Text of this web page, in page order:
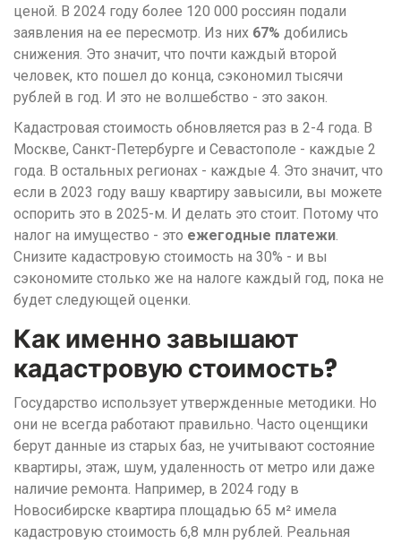
ценой. В 2024 году более 120 000 россиян подали
заявления на ее пересмотр. Из них 67% добились
снижения. Это значит, что почти каждый второй
человек, кто пошел до конца, сэкономил тысячи
рублей в год. И это не волшебство - это закон.
Кадастровая стоимость обновляется раз в 2-4 года. В
Москве, Санкт-Петербурге и Севастополе - каждые 2
года. В остальных регионах - каждые 4. Это значит, что
если в 2023 году вашу квартиру завысили, вы можете
оспорить это в 2025-м. И делать это стоит. Потому что
налог на имущество - это ежегодные платежи.
Снизите кадастровую стоимость на 30% - и вы
сэкономите столько же на налоге каждый год, пока не
будет следующей оценки.
Как именно завышают
кадастровую стоимость?
Государство использует утвержденные методики. Но
они не всегда работают правильно. Часто оценщики
берут данные из старых баз, не учитывают состояние
квартиры, этаж, шум, удаленность от метро или даже
наличие ремонта. Например, в 2024 году в
Новосибирске квартира площадью 65 м² имела
кадастровую стоимость 6,8 млн рублей. Реальная